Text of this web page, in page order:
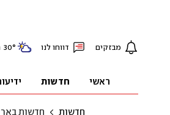
מבזקים דווחו לנו 30°
ראשי חדשות
חדשות חדשות